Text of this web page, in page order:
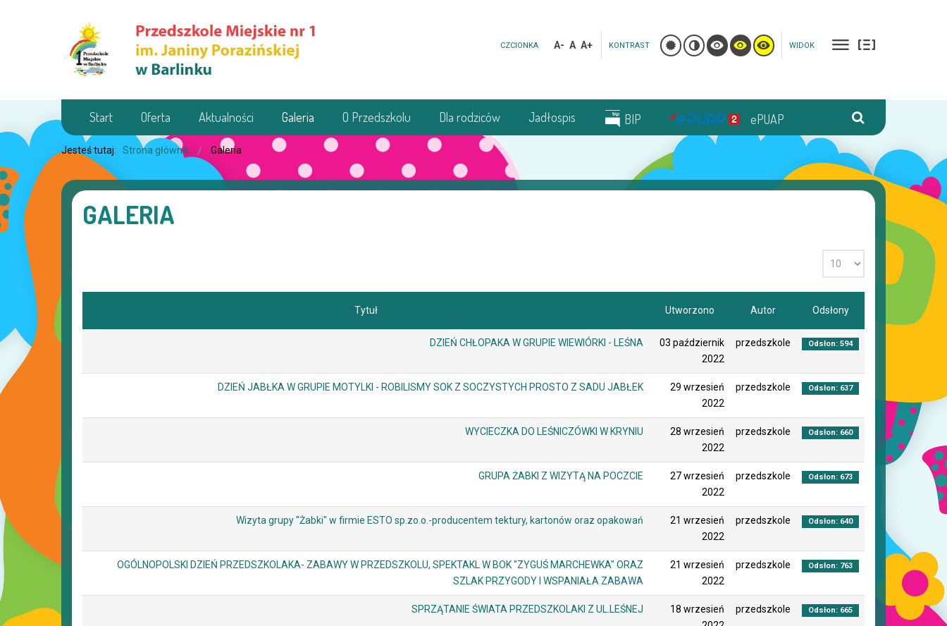
CZCIONKA A- A A+ KONTRAST WIDOK
Start Oferta Aktualności Galeria O Przedszkolu Dla rodziców Jadłospis BIP ePUAP
Jesteś tutaj: Strona główna Galeria
GALERIA
Tytuł Utworzono Autor Odsłony
DZIEŃ CHŁOPAKA W GRUPIE WIEWIÓRKI - LEŚNA
03 październik
2022
przedszkole Odsłon: 594
DZIEŃ JABŁKA W GRUPIE MOTYLKI - ROBILISMY SOK Z SOCZYSTYCH PROSTO Z SADU JABŁEK
29 wrzesień
2022
przedszkole Odsłon: 637
WYCIECZKA DO LEŚNICZÓWKI W KRYNIU
28 wrzesień
2022
przedszkole Odsłon: 660
GRUPA ŻABKI Z WIZYTĄ NA POCZCIE
27 wrzesień
2022
przedszkole Odsłon: 673
Wizyta grupy "Żabki" w firmie ESTO sp.zo.o.-producentem tektury, kartonów oraz opakowań
21 wrzesień
2022
przedszkole Odsłon: 640
OGÓLNOPOLSKI DZIEŃ PRZEDSZKOLAKA- ZABAWY W PRZEDSZKOLU, SPEKTAKL W BOK "ZYGUŚ MARCHEWKA" ORAZ
SZLAK PRZYGODY I WSPANIAŁA ZABAWA
21 wrzesień
2022
przedszkole Odsłon: 763
SPRZĄTANIE ŚWIATA PRZEDSZKOLAKI Z UL.LEŚNEJ
18 wrzesień
przedszkole Odsłon: 665